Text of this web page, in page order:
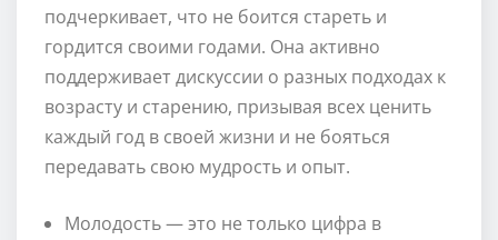
подчеркивает, что не боится стареть и
гордится своими годами. Она активно
поддерживает дискуссии о разных подходах к
возрасту и старению, призывая всех ценить
каждый год в своей жизни и не бояться
передавать свою мудрость и опыт.
Молодость — это не только цифра в